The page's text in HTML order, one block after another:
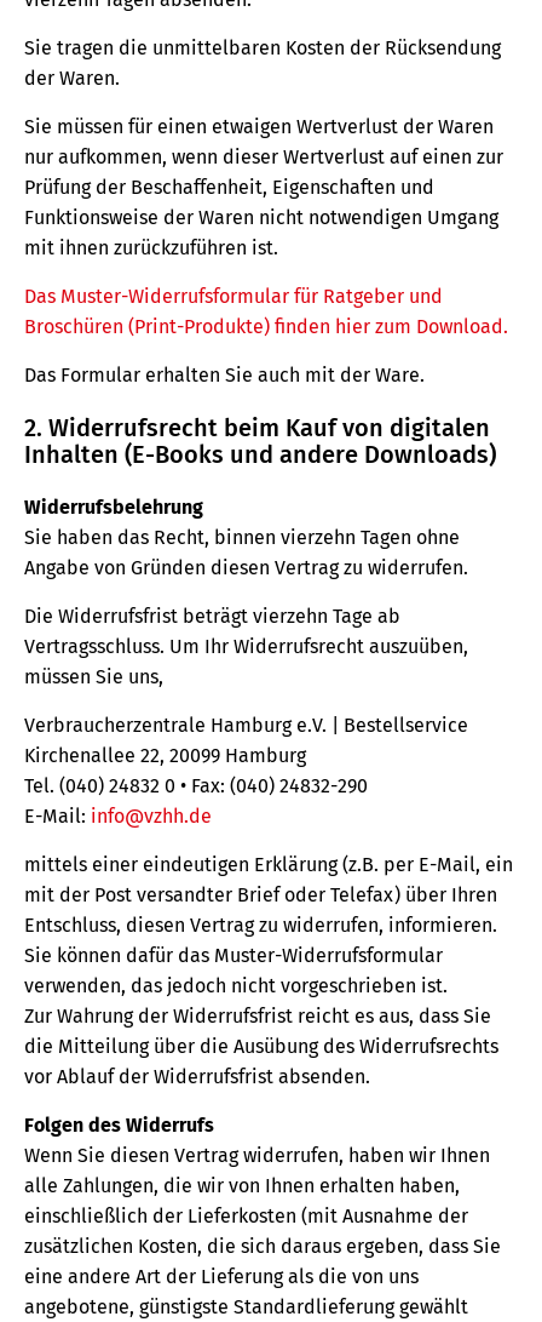
Sie tragen die unmittelbaren Kosten der Rücksendung
der Waren.
Sie müssen für einen etwaigen Wertverlust der Waren
nur aufkommen, wenn dieser Wertverlust auf einen zur
Prüfung der Beschaffenheit, Eigenschaften und
Funktionsweise der Waren nicht notwendigen Umgang
mit ihnen zurückzuführen ist.
Das Muster-Widerrufsformular für Ratgeber und
Broschüren (Print-Produkte) finden hier zum Download.
Das Formular erhalten Sie auch mit der Ware.
2. Widerrufsrecht beim Kauf von digitalen
Inhalten (E-Books und andere Downloads)
Widerrufsbelehrung
Sie haben das Recht, binnen vierzehn Tagen ohne
Angabe von Gründen diesen Vertrag zu widerrufen.
Die Widerrufsfrist beträgt vierzehn Tage ab
Vertragsschluss. Um Ihr Widerrufsrecht auszuüben,
müssen Sie uns,
Verbraucherzentrale Hamburg e.V. | Bestellservice
Kirchenallee 22, 20099 Hamburg
Tel. (040) 24832 0 • Fax: (040) 24832-290
E-Mail: info@vzhh.de
mittels einer eindeutigen Erklärung (z.B. per E-Mail, ein
mit der Post versandter Brief oder Telefax) über Ihren
Entschluss, diesen Vertrag zu widerrufen, informieren.
Sie können dafür das Muster-Widerrufsformular
verwenden, das jedoch nicht vorgeschrieben ist.
Zur Wahrung der Widerrufsfrist reicht es aus, dass Sie
die Mitteilung über die Ausübung des Widerrufsrechts
vor Ablauf der Widerrufsfrist absenden.
Folgen des Widerrufs
Wenn Sie diesen Vertrag widerrufen, haben wir Ihnen
alle Zahlungen, die wir von Ihnen erhalten haben,
einschließlich der Lieferkosten (mit Ausnahme der
zusätzlichen Kosten, die sich daraus ergeben, dass Sie
eine andere Art der Lieferung als die von uns
angebotene, günstigste Standardlieferung gewählt